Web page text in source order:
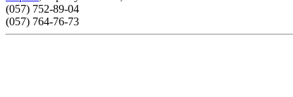
(057) 752-89-04
(057) 764-76-73